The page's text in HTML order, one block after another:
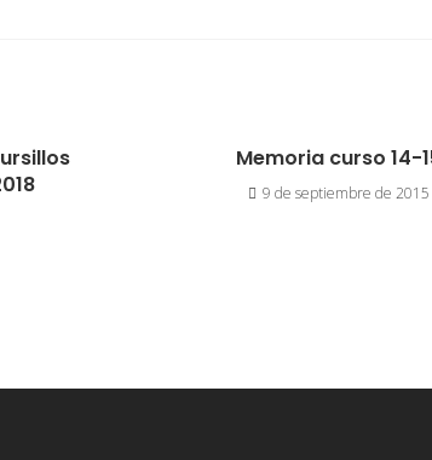
Memoria curso 14-
9 de septiembre de 2015